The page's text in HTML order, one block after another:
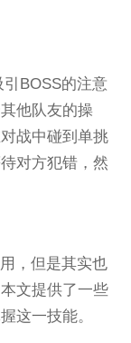
BOSS的注意
他队友的操
战中碰到单挑
对方犯错，然
，但是其实也
文提供了一些
这一技能。